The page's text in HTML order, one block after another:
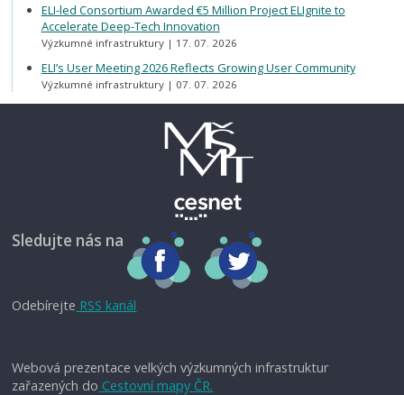
ELI-led Consortium Awarded €5 Million Project ELIgnite to
Accelerate Deep-Tech Innovation
Výzkumné infrastruktury 17. 07. 2026
ELI’s User Meeting 2026 Reflects Growing User Community
Výzkumné infrastruktury 07. 07. 2026
Sledujte nás na
Odebírejte RSS kanál
Webová prezentace velkých výzkumných infrastruktur
zařazených do Cestovní mapy ČR.